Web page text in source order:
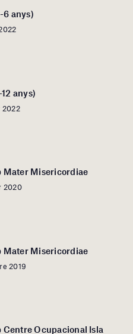
6 anys)
anys)
2022
Mater Misericordiae
2020
Mater Misericordiae
2019
Centre Ocupacional Isla